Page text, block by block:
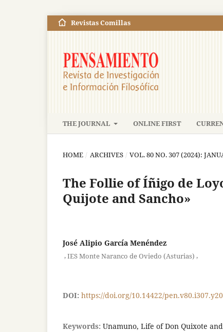
THE JOURNAL ONLINE FIRST
Revistas Comillas
HOME / ARCHIVES / VOL. 80 NO. 307 (2024):
The Follie of Íñigo de
Quijote and Sancho»
José Alipio García Menéndez
,IES Monte Naranco de Oviedo (Asturias) ,
DOI: https://doi.org/10.14422/
Keywords: Unamuno, Life of Don Quixote